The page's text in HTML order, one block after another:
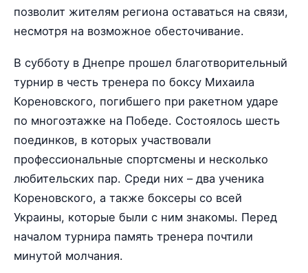
позволит жителям региона оставаться на связи,
несмотря на возможное обесточивание.
В субботу в Днепре прошел благотворительный
турнир в честь тренера по боксу Михаила
Кореновского, погибшего при ракетном ударе
по многоэтажке на Победе. Состоялось шесть
поединков, в которых участвовали
профессиональные спортсмены и несколько
любительских пар. Среди них – два ученика
Кореновского, а также боксеры со всей
Украины, которые были с ним знакомы. Перед
началом турнира память тренера почтили
минутой молчания.